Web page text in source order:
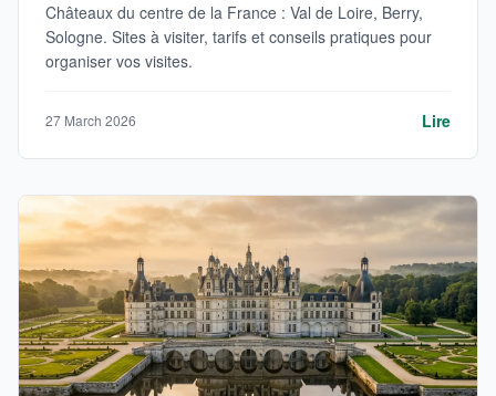
Châteaux du centre de la France : Val de Loire, Berry,
Sologne. Sites à visiter, tarifs et conseils pratiques pour
organiser vos visites.
27 March 2026 Lire